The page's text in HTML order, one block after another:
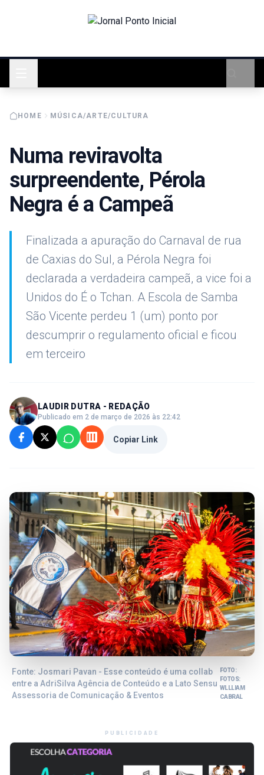
HOME MÚSICA/ARTE/CULTURA
Numa reviravolta
surpreendente, Pérola
Negra é a Campeã
Finalizada a apuração do Carnaval de rua
de Caxias do Sul, a Pérola Negra foi
declarada a verdadeira campeã, a vice foi a
Unidos do É o Tchan. A Escola de Samba
São Vicente perdeu 1 (um) ponto por
descumprir o regulamento oficial e ficou
em terceiro
LAUDIR DUTRA - REDAÇÃO
Publicado em 2 de março de 2026 às 22:42
Copiar Link
Fonte: Josmari Pavan - Esse conteúdo é uma collab
entre a AdriSilva Agência de Conteúdo e a Lato Sensu
Assessoria de Comunicação & Eventos
FOTO:
FOTOS:
WLLLIAM
CABRAL
PUBLICIDADE